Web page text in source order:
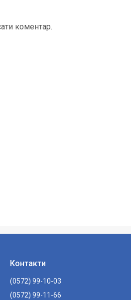
коментар.
Контакти
(0572) 99-10-03
(0572) 99-11-66